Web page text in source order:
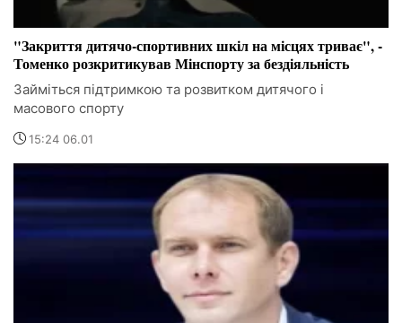
"Закриття дитячо-спортивних шкіл на місцях триває", -
Томенко розкритикував Мінспорту за бездіяльність
Займіться підтримкою та розвитком дитячого і
масового спорту
15:24 06.01